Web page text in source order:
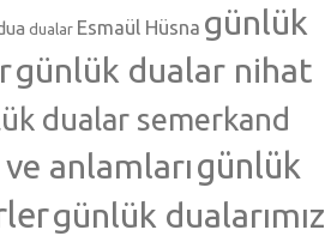
dualar Esmaül Hüsna günlük
günlük dualar nihat
dualar semerkand
anlamlarıgünlük
günlük dualarımız